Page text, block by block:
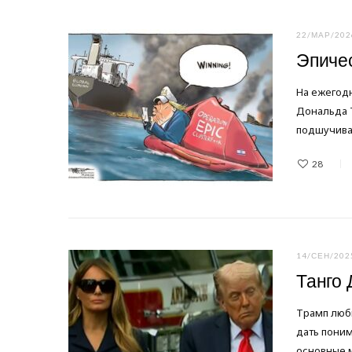
22/МАР/
На
Дональда
28
14/СЕН/
Танго
Трамп
дать